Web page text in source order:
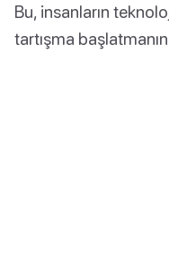
Bu, insanların
tartışma